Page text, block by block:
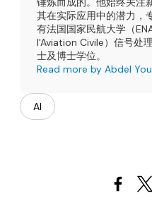
其在实际应用中的潜力，
有法国国家民航大学（
l'Aviation Civile）信号处
士及博士学位。
Read more by Abdel
AI